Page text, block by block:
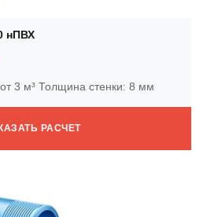
нПВХ
3 м³ Толщина стенки: 8 мм
РАСЧЕТ